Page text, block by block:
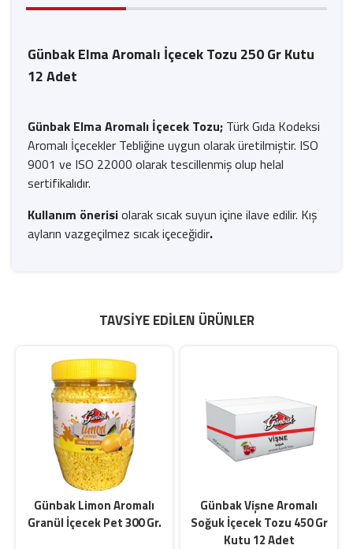
Günbak Elma Aromalı İçecek Tozu 250 Gr Kutu
12 Adet
Günbak Elma Aromalı İçecek Tozu; Türk Gıda Kodeksi
Aromalı İçecekler Tebliğine uygun olarak üretilmiştir. ISO
9001 ve ISO 22000 olarak tescillenmiş olup helal
sertifikalıdır.
Kullanım önerisiolarak sıcak suyun içine ilave edilir. Kış
ayların vazgeçilmez sıcak içeceğidir.
TAVSIYE EDILEN ÜRÜNLER
Günbak Limon Aromalı
Granül İçecek Pet 300 Gr.
Günbak Vişne Aromalı
Soğuk İçecek Tozu 450 Gr
Kutu 12 Adet